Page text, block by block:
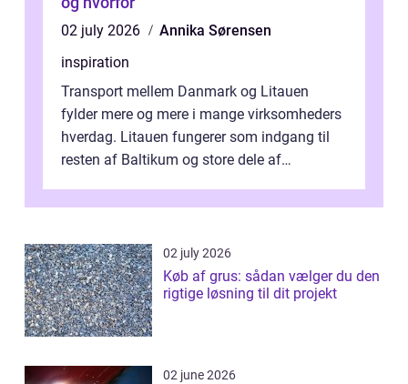
02 july 2026
Annika Sørensen
inspiration
Transport mellem Danmark og Litauen
fylder mere og mere i mange virksomheders
hverdag. Litauen fungerer som indgang til
resten af Baltikum og store dele af
02 july 2026
Køb af grus: sådan vælger du den
rigtige løsning til dit projekt
02 june 2026